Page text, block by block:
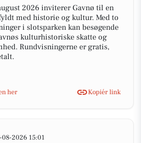
2026 inviterer Gavnø til en
med historie og kultur. Med to
i slotsparken kan besøgende
kulturhistoriske skatte og
Rundvisningerne er gratis,
her
Kopiér link
2026 15:01